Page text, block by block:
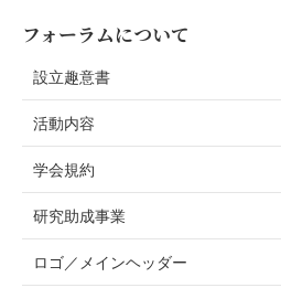
フォーラムについて
設立趣意書
活動内容
学会規約
研究助成事業
ロゴ／メインヘッダー